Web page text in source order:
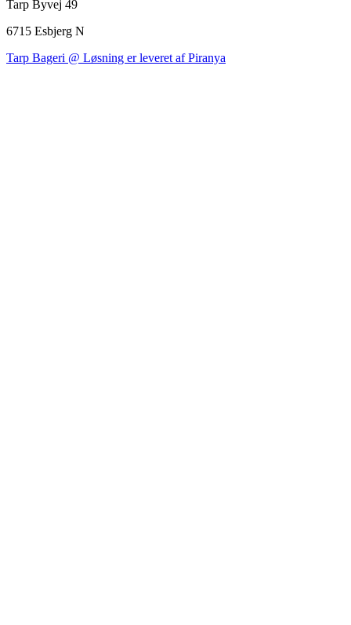
Tarp Byvej 49
6715 Esbjerg N
Tarp Bageri @ Løsning er leveret af Piranya